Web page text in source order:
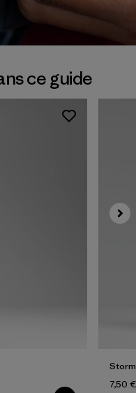
ce guide
7,50 €